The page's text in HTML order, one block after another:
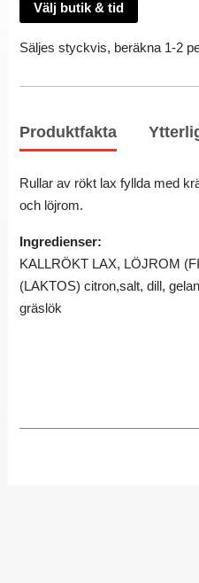
Välj butik & tid
Säljes styckvis, beräkna 1-2
Produktfakta
Rullar av rökt lax fyllda med
och löjrom.
Ingredienser:
KALLRÖKT LAX, LÖJROM
(LAKTOS) citron,salt, dill,
gräslök